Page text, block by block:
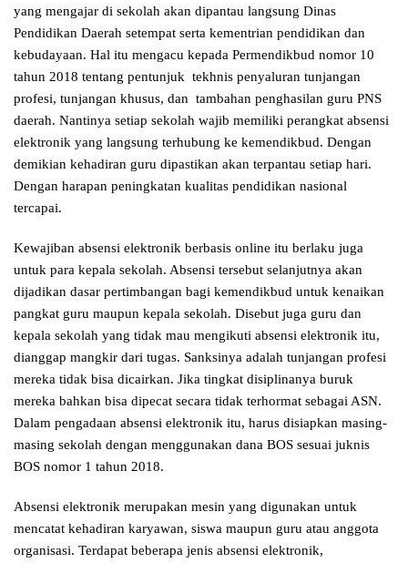
yang mengajar di sekolah akan dipantau langsung Dinas
Pendidikan Daerah setempat serta kementrian pendidikan dan
kebudayaan. Hal itu mengacu kepada Permendikbud nomor 10
tahun 2018 tentang pentunjuk tekhnis penyaluran tunjangan
profesi, tunjangan khusus, dan tambahan penghasilan guru PNS
daerah. Nantinya setiap sekolah wajib memiliki perangkat absensi
elektronik yang langsung terhubung ke kemendikbud. Dengan
demikian kehadiran guru dipastikan akan terpantau setiap hari.
Dengan harapan peningkatan kualitas pendidikan nasional
tercapai.
Kewajiban absensi elektronik berbasis online itu berlaku juga
untuk para kepala sekolah. Absensi tersebut selanjutnya akan
dijadikan dasar pertimbangan bagi kemendikbud untuk kenaikan
pangkat guru maupun kepala sekolah. Disebut juga guru dan
kepala sekolah yang tidak mau mengikuti absensi elektronik itu,
dianggap mangkir dari tugas. Sanksinya adalah tunjangan profesi
mereka tidak bisa dicairkan. Jika tingkat disiplinanya buruk
mereka bahkan bisa dipecat secara tidak terhormat sebagai ASN.
Dalam pengadaan absensi elektronik itu, harus disiapkan masing-
masing sekolah dengan menggunakan dana BOS sesuai juknis
BOS nomor 1 tahun 2018.
Absensi elektronik merupakan mesin yang digunakan untuk
mencatat kehadiran karyawan, siswa maupun guru atau anggota
organisasi. Terdapat beberapa jenis absensi elektronik,